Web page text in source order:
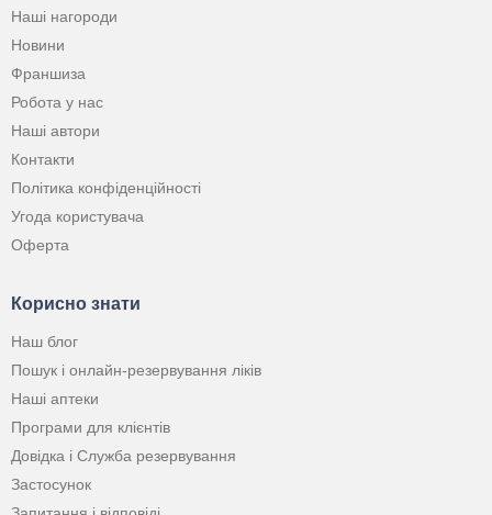
Наші нагороди
Новини
Франшиза
Робота у нас
Наші автори
Контакти
Політика конфіденційності
Угода користувача
Оферта
Корисно знати
Наш блог
Пошук і онлайн-резервування ліків
Наші аптеки
Програми для клієнтів
Довідка і Служба резервування
Застосунок